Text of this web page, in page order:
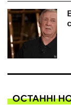
ОСТАННІ